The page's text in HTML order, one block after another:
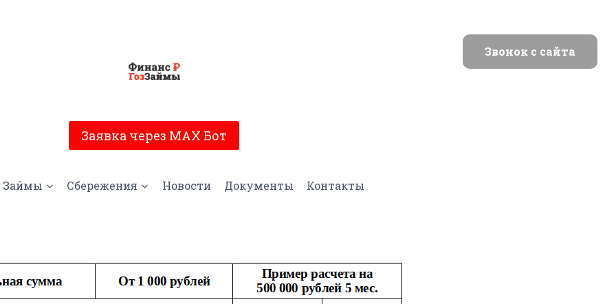
Звонок с сайта
Заявка через MAX Бот
Займы Сбережения Новости Документы Контакты